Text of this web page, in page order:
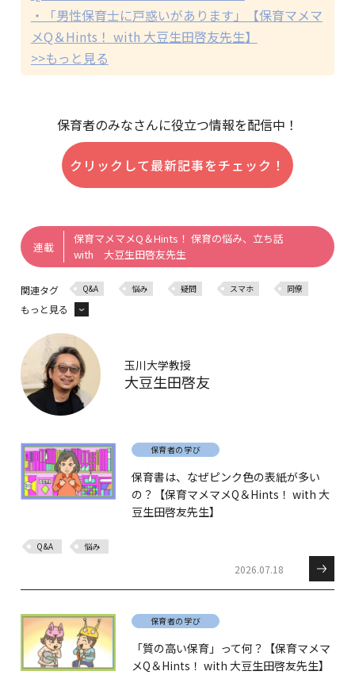
・「男性保育士に戸惑いがあります」【保育マメマ
メQ＆Hints！ with 大豆生田啓友先生】
>>もっと見る
保育者のみなさんに役立つ情報を配信中！
クリックして最新記事をチェック！
連載
保育マメマメQ＆Hints！ 保育の悩み、立ち話
with 大豆生田啓友先生
関連タグ Q&A 悩み 疑問 スマホ 同僚
もっと見る
相談
玉川大学教授
大豆生田啓友
保育者の学び
保育書は、なぜピンク色の表紙が多い
の？【保育マメマメQ＆Hints！ with 大
豆生田啓友先生】
Q&A 悩み
2026.07.18
保育者の学び
「質の高い保育」って何？【保育マメマ
メQ＆Hints！ with 大豆生田啓友先生】